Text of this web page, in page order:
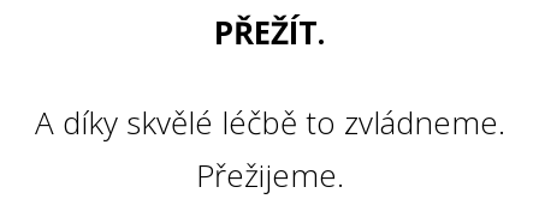
PŘEŽÍT.
A díky skvělé léčbě to zvládneme.
Přežijeme.